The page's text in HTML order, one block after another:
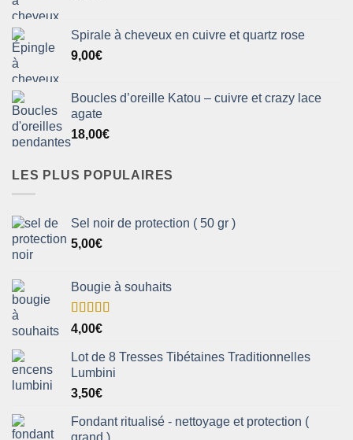
Spirale à cheveux en cuivre et quartz rose
9,00€
Boucles d’oreille Katou – cuivre et crazy lace
agate
18,00€
LES PLUS POPULAIRES
Sel noir de protection ( 50 gr )
5,00€
Bougie à souhaits
Note5.00
sur 5
4,00€
Lot de 8 Tresses Tibétaines Traditionnelles
Lumbini
3,50€
Fondant ritualisé - nettoyage et protection (